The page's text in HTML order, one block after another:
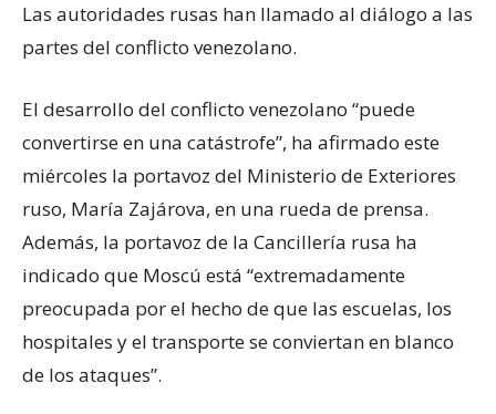
Las autoridades rusas han llamado al diálogo a las
partes del conflicto venezolano.
El desarrollo del conflicto venezolano “puede
convertirse en una catástrofe”, ha afirmado este
miércoles la portavoz del Ministerio de Exteriores
ruso, María Zajárova, en una rueda de prensa.
Además, la portavoz de la Cancillería rusa ha
indicado que Moscú está “extremadamente
preocupada por el hecho de que las escuelas, los
hospitales y el transporte se conviertan en blanco
de los ataques”.